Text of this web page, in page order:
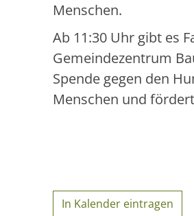
Menschen.
Ab 11:30 Uhr gibt es
Gemeindezentrum
Spende gegen den
Menschen und
In Kalender eintragen